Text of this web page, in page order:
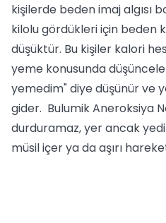
kişilerde beden imaj algısı
kilolu gördükleri için beden
düşüktür. Bu kişiler kalori
yeme konusunda
yemedim" diye düşünür ve
gider. Bulumik Aneroksiya
durduramaz, yer ancak
müsil içer ya da aşırı